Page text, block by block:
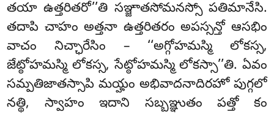
తయా ఉత్తరితరో’’తి సఞ్జాతసోమనస్సో పతిమానేసి.
తదాపి చాహం అత్తనా ఉత్తరితరం అపస్సన్తో ఆసభిం
వాచం నిచ్ఛారేసిం – ‘‘అగ్గోహమస్మి లోకస్స,
జేట్ఠోహమస్మి లోకస్స, సేట్ఠోహమస్మి లోకస్సా’’తి. ఏవం
సమ్పతిజాతస్సాపి మయ్హం అభివాదనాదిరహో పుగ్గలో
నత్థి, స్వాహం ఇదాని సబ్బఞ్ఞుతం పత్తో కం